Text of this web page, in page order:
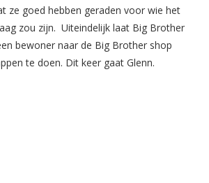
ze goed hebben geraden voor wie het
zou zijn. Uiteindelijk laat Big Brother
bewoner naar de Big Brother shop
te doen. Dit keer gaat Glenn.